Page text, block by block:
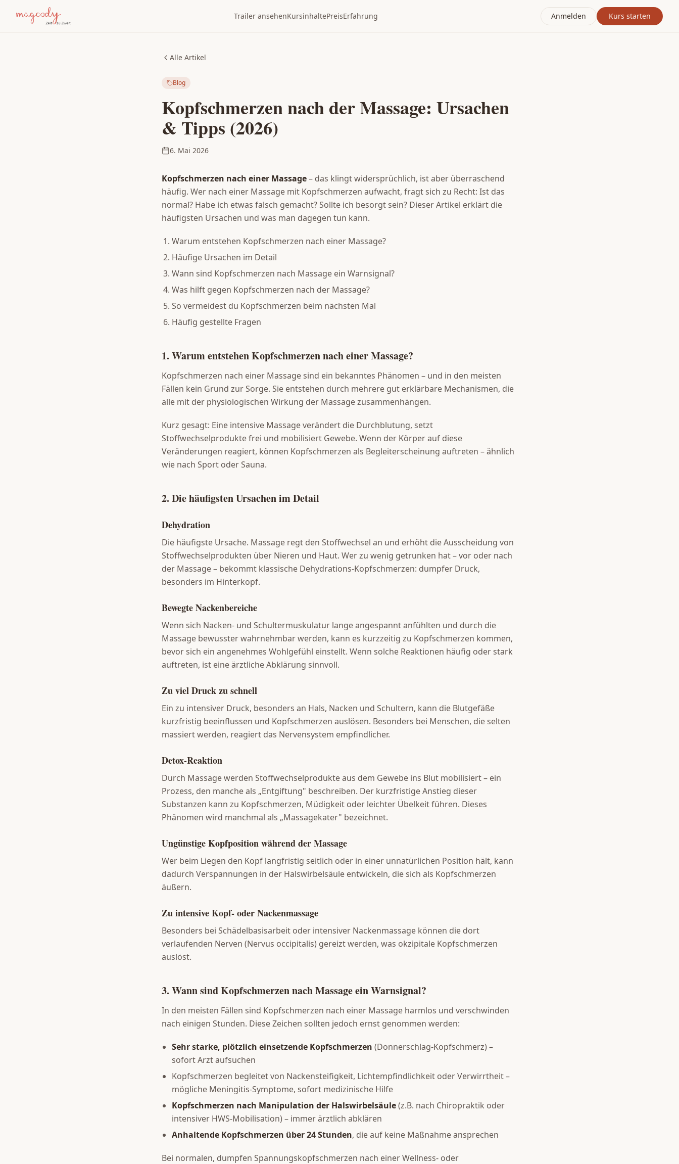
Trailer ansehenKursinhaltePreisErfahrung Anmelden Kurs starten
Alle Artikel
Blog
Kopfschmerzen nach der Massage: Ursachen
& Tipps (2026)
6. Mai 2026
Kopfschmerzen nach einer Massage– das klingt widersprüchlich, ist aber überraschend
häufig. Wer nach einer Massage mit Kopfschmerzen aufwacht, fragt sich zu Recht: Ist das
normal? Habe ich etwas falsch gemacht? Sollte ich besorgt sein? Dieser Artikel erklärt die
häufigsten Ursachen und was man dagegen tun kann.
Warum entstehen Kopfschmerzen nach einer Massage?
Häufige Ursachen im Detail
Wann sind Kopfschmerzen nach Massage ein Warnsignal?
Was hilft gegen Kopfschmerzen nach der Massage?
So vermeidest du Kopfschmerzen beim nächsten Mal
Häufig gestellte Fragen
1. Warum entstehen Kopfschmerzen nach einer Massage?
Kopfschmerzen nach einer Massage sind ein bekanntes Phänomen – und in den meisten
Fällen kein Grund zur Sorge. Sie entstehen durch mehrere gut erklärbare Mechanismen, die
alle mit der physiologischen Wirkung der Massage zusammenhängen.
Kurz gesagt: Eine intensive Massage verändert die Durchblutung, setzt
Stoffwechselprodukte frei und mobilisiert Gewebe. Wenn der Körper auf diese
Veränderungen reagiert, können Kopfschmerzen als Begleiterscheinung auftreten – ähnlich
wie nach Sport oder Sauna.
2. Die häufigsten Ursachen im Detail
Dehydration
Die häufigste Ursache. Massage regt den Stoffwechsel an und erhöht die Ausscheidung von
Stoffwechselprodukten über Nieren und Haut. Wer zu wenig getrunken hat – vor oder nach
der Massage – bekommt klassische Dehydrations-Kopfschmerzen: dumpfer Druck,
besonders im Hinterkopf.
Bewegte Nackenbereiche
Wenn sich Nacken- und Schultermuskulatur lange angespannt anfühlten und durch die
Massage bewusster wahrnehmbar werden, kann es kurzzeitig zu Kopfschmerzen kommen,
bevor sich ein angenehmes Wohlgefühl einstellt. Wenn solche Reaktionen häufig oder stark
auftreten, ist eine ärztliche Abklärung sinnvoll.
Zu viel Druck zu schnell
Ein zu intensiver Druck, besonders an Hals, Nacken und Schultern, kann die Blutgefäße
kurzfristig beeinflussen und Kopfschmerzen auslösen. Besonders bei Menschen, die selten
massiert werden, reagiert das Nervensystem empfindlicher.
Detox-Reaktion
Durch Massage werden Stoffwechselprodukte aus dem Gewebe ins Blut mobilisiert – ein
Prozess, den manche als „Entgiftung" beschreiben. Der kurzfristige Anstieg dieser
Substanzen kann zu Kopfschmerzen, Müdigkeit oder leichter Übelkeit führen. Dieses
Phänomen wird manchmal als „Massagekater" bezeichnet.
Ungünstige Kopfposition während der Massage
Wer beim Liegen den Kopf langfristig seitlich oder in einer unnatürlichen Position hält, kann
dadurch Verspannungen in der Halswirbelsäule entwickeln, die sich als Kopfschmerzen
äußern.
Zu intensive Kopf- oder Nackenmassage
Besonders bei Schädelbasisarbeit oder intensiver Nackenmassage können die dort
verlaufenden Nerven (Nervus occipitalis) gereizt werden, was okzipitale Kopfschmerzen
auslöst.
3. Wann sind Kopfschmerzen nach Massage ein Warnsignal?
In den meisten Fällen sind Kopfschmerzen nach einer Massage harmlos und verschwinden
nach einigen Stunden. Diese Zeichen sollten jedoch ernst genommen werden:
Sehr starke, plötzlich einsetzende Kopfschmerzen (Donnerschlag-Kopfschmerz) –
sofort Arzt aufsuchen
Kopfschmerzen begleitet von Nackensteifigkeit, Lichtempfindlichkeit oder Verwirrtheit –
mögliche Meningitis-Symptome, sofort medizinische Hilfe
Kopfschmerzen nach Manipulation der Halswirbelsäule(z.B. nach Chiropraktik oder
intensiver HWS-Mobilisation) – immer ärztlich abklären
Anhaltende Kopfschmerzen über 24 Stunden, die auf keine Maßnahme ansprechen
Bei normalen, dumpfen Spannungskopfschmerzen nach einer Wellness- oder